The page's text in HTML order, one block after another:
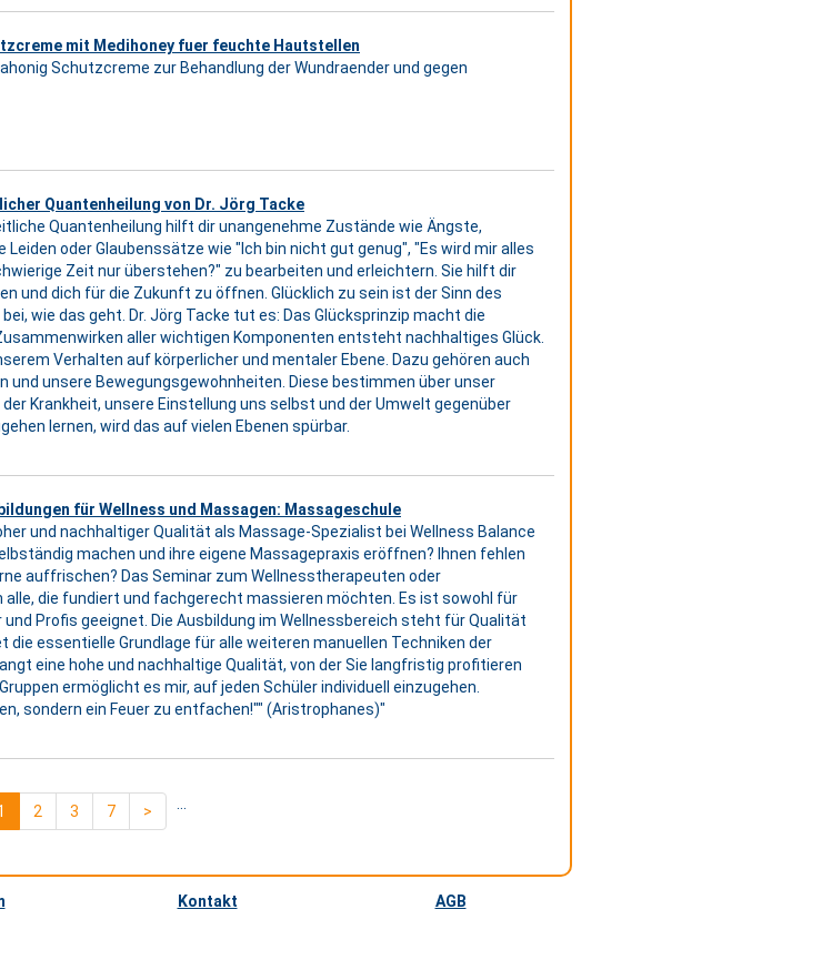
mit Medihoney fuer feuchte Hautstellen
Schutzcreme zur Behandlung der Wundraender und gegen
Quantenheilung von Dr. Jörg Tacke
Quantenheilung hilft dir unangenehme Zustände wie Ängste,
oder Glaubenssätze wie "Ich bin nicht gut genug", "Es wird mir alles
Zeit nur überstehen?" zu bearbeiten und erleichtern. Sie hilft dir
und dich für die Zukunft zu öffnen. Glücklich zu sein ist der Sinn des
wie das geht. Dr. Jörg Tacke tut es: Das Glücksprinzip macht die
aller wichtigen Komponenten entsteht nachhaltiges Glück.
Verhalten auf körperlicher und mentaler Ebene. Dazu gehören auch
und unsere Bewegungsgewohnheiten. Diese bestimmen über unser
Krankheit, unsere Einstellung uns selbst und der Umwelt gegenüber
lernen, wird das auf vielen Ebenen spürbar.
für Wellness und Massagen: Massageschule
und nachhaltiger Qualität als Massage-Spezialist bei Wellness Balance
machen und ihre eigene Massagepraxis eröffnen? Ihnen fehlen
auffrischen? Das Seminar zum Wellnesstherapeuten oder
die fundiert und fachgerecht massieren möchten. Es ist sowohl für
Profis geeignet. Die Ausbildung im Wellnessbereich steht für Qualität
essentielle Grundlage für alle weiteren manuellen Techniken der
eine hohe und nachhaltige Qualität, von der Sie langfristig profitieren
ermöglicht es mir, auf jeden Schüler individuell einzugehen.
sondern ein Feuer zu entfachen!"" (Aristrophanes)"
2 3 7 >
Kontakt
AGB